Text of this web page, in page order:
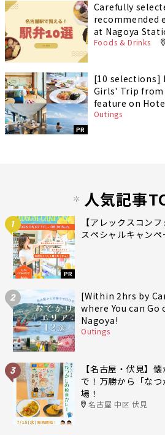
Carefully
recommended
at Nagoya
Foods & Drinks
PR
[10 selections]
Girls' Trip from
feature on
Outings
人気記事
1
PR
【アレックスコン
スペシャルキャン
2
[Within 2hrs by
where You can
Nagoya!
Outings
3
【名古屋・伏見】
で！万勝から「な
場！
名古屋 中区 伏見